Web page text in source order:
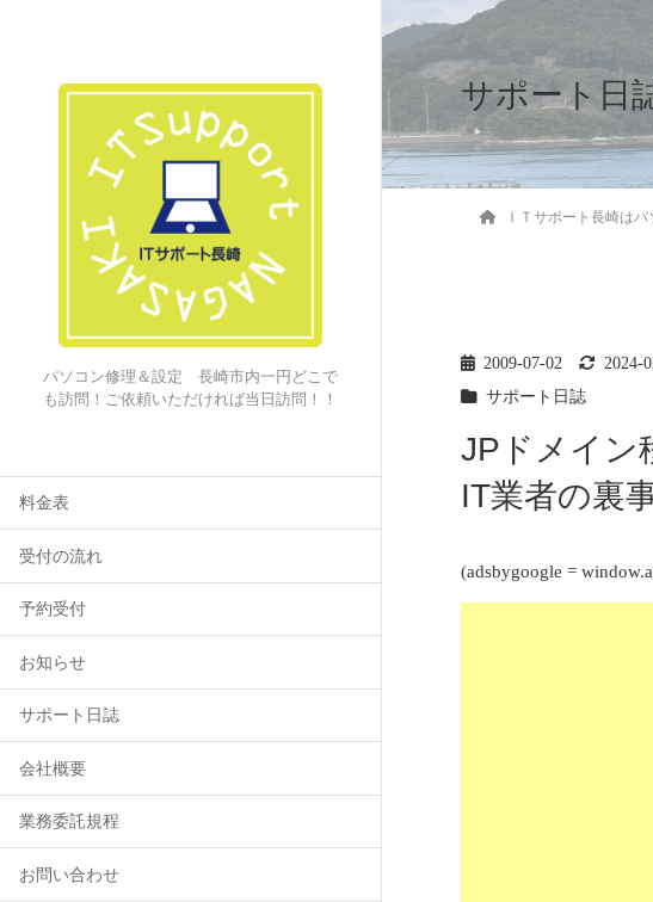
パソコン修理＆設定 長崎市内一円どこで
も訪問！ご依頼いただければ当日訪問！！
料金表
受付の流れ
予約受付
お知らせ
サポート日誌
会社概要
業務委託規程
お問い合わせ
サポート日
ＩＴサポート長崎は
2009-07-02 2024-
サポート日誌
JPドメイン
IT業者の裏
(adsbygoogle =